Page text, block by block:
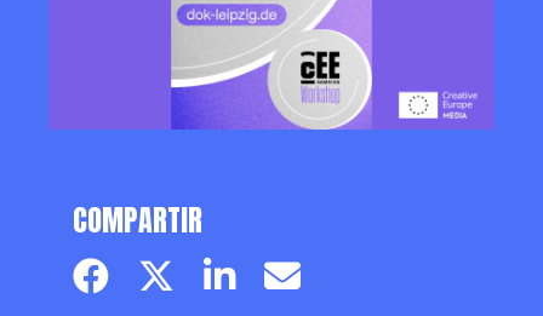
COMPARTIR
Facebook pageTwitter page
LinkedinEmail